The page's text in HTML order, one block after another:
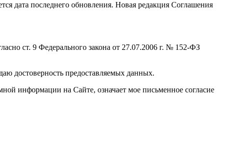
дата последнего обновления. Новая редакция Соглашения
ст. 9 Федерального закона от 27.07.2006 г. № 152-ФЗ
достоверность предоставляемых данных.
информации на Сайте, означает мое письменное согласие